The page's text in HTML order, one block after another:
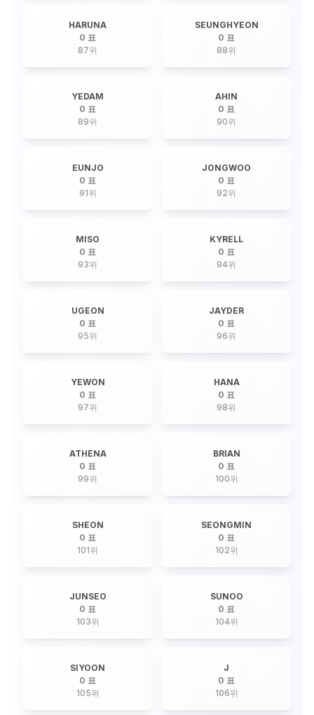
HARUNA
0 표
87위
SEUNGHYEON
0 표
88위
YEDAM
0 표
89위
AHIN
0 표
90위
EUNJO
0 표
91위
JONGWOO
0 표
92위
MISO
0 표
93위
KYRELL
0 표
94위
UGEON
0 표
95위
JAYDER
0 표
96위
YEWON
0 표
97위
HANA
0 표
98위
ATHENA
0 표
99위
BRIAN
0 표
100위
SHEON
0 표
101위
SEONGMIN
0 표
102위
JUNSEO
0 표
103위
SUNOO
0 표
104위
SIYOON
0 표
105위
J
0 표
106위